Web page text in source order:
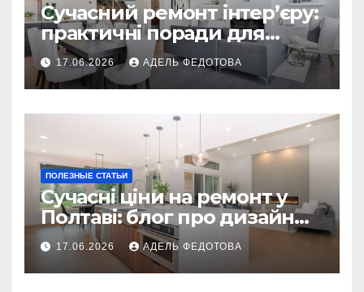
Сучасний ремонт інтер’єру:
практичні поради для
українських власників
17.06.2026 АДЕЛЬ ФЕДОТОВА
ПОЛЕЗНЫЕ СТАТЬИ
Сучасні ціни на ремонт у
Полтаві: блог про дизайн
інтер\’єру
17.06.2026 АДЕЛЬ ФЕДОТОВА